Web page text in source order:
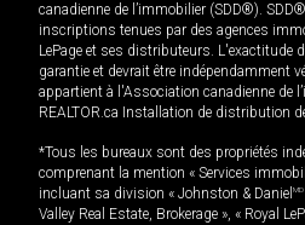
canadienne de l’immobilier (SDD®).
inscriptions tenues par des agences
LePage et ses distributeurs. L'exactitude
garantie et devrait être indépendamment
appartient à l'Association canadienne de
REALTOR.ca Installation de distribution
*Tous les bureaux sont des propriétés
comprenant la mention « Services
incluant sa division « Johnston & Daniel MD
Valley Real Estate, Brokerage », « Royal